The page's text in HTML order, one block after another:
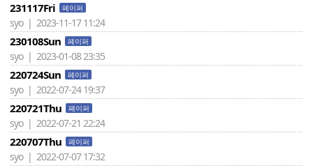
231117Fri 페이퍼
syo | 2023-11-17 11:24
230108Sun 페이퍼
syo | 2023-01-08 23:35
220724Sun 페이퍼
syo | 2022-07-24 19:37
220721Thu 페이퍼
syo | 2022-07-21 22:24
220707Thu 페이퍼
syo | 2022-07-07 17:32